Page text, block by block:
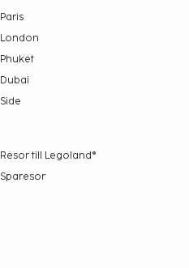
Paris
London
Phuket
Dubai
Side
Resor till Legoland®
Sparesor